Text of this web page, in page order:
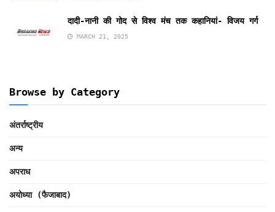
दादी-नानी की गोद से विश्व मंच तक कहानियां- विजय गर्ग
MARCH 21, 2025
Browse by Category
अंतर्राष्ट्रीय
अन्य
अपराध
अयोध्या (फैजाबाद)